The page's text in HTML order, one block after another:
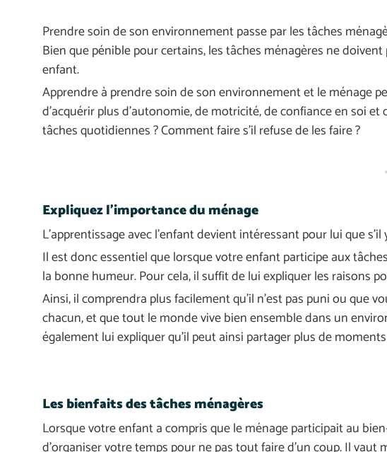
Prendre soin de son environnement passe par les tâches
Bien que pénible pour certains, les tâches ménagères ne
enfant.
Apprendre à prendre soin de son environnement et le ménage
d’acquérir plus d’autonomie, de motricité, de confiance en soi
tâches quotidiennes ? Comment faire s’il refuse de les faire ?
Expliquez l’importance du ménage
L’apprentissage avec l’enfant devient intéressant pour lui que
Il est donc essentiel que lorsque votre enfant participe aux
la bonne humeur. Pour cela, il suffit de lui expliquer les raisons
Ainsi, il comprendra plus facilement qu’il n’est pas puni ou que
chacun, et que tout le monde vive bien ensemble dans un
également lui expliquer qu’il peut ainsi partager plus de
Les bienfaits des tâches ménagères
Lorsque votre enfant a compris que le ménage participait au